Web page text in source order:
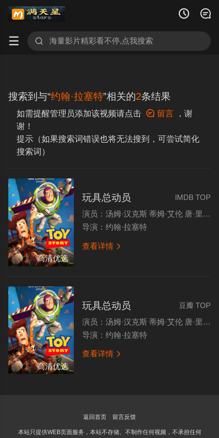
 
 
搜索到与“约翰·拉塞特”相关的2条结果
如需提醒管理员添加该视频请点击 留言，谢
谢！
提示（如果搜索词错误也将无法搜到，可尝试简化
搜索词）
高清优选
IMDB TOP
玩具总动员
演员： 汤姆·汉克斯 蒂姆·艾伦 唐·里克斯 吉姆·法尼
导演： 约翰·拉塞特
查看详情 
高清优选
豆瓣 TOP
玩具总动员
演员： 汤姆·汉克斯 蒂姆·艾伦 唐·里克斯 吉姆·法尼
导演： 约翰·拉塞特
查看详情 
返回首页 留言反馈
本站只提供WEB页面服务，本站不存储、不制作任何视频，不承担任何